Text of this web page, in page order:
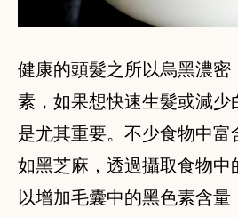
健康的頭髮之所以烏黑濃密
素，如果想快速生髮或減少
是尤其重要。不少食物中富
如黑芝麻，透過攝取食物中
以增加毛囊中的黑色素含